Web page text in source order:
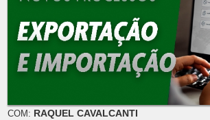
COM: RAQUEL CAVALCANTI